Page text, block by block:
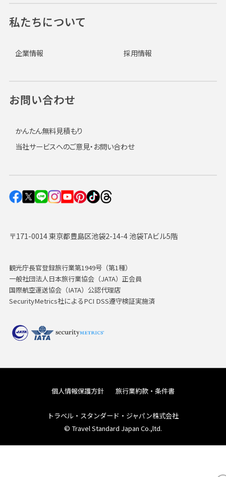
〒171-0014 東京都豊島区池袋2-14-4 池袋TAビル5階
観光庁長官登録旅行業第1949号（第1種）
一般社団法人日本旅行業協会（JATA）正会員
国際航空運送協会（IATA）公認代理店
SecurityMetrics社によるPCI DSS遵守検証実施済
私たちについて
企業情報 採用情報
お問い合わせ
かんたん無料見積もり
当社サービスへのご意見・お問い合わせ
個人情報保護方針 旅行業約款・条件書
トラベル・スタンダード・ジャパン株式会社
© Travel Standard Japan Co.,ltd.